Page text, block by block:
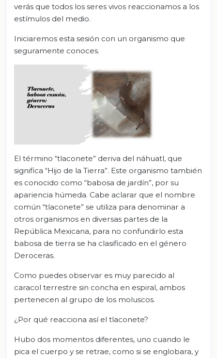
verás que todos los seres vivos reaccionamos a los
estímulos del medio.
Iniciaremos esta sesión con un organismo que
seguramente conoces.
El término “tlaconete” deriva del náhuatl, que
significa “Hijo de la Tierra”. Este organismo también
es conocido como “babosa de jardín”, por su
apariencia húmeda. Cabe aclarar que el nombre
común “tlaconete” se utiliza para denominar a
otros organismos en diversas partes de la
República Mexicana, para no confundirlo esta
babosa de tierra se ha clasificado en el género
Deroceras.
Como puedes observar es muy parecido al
caracol terrestre sin concha en espiral, ambos
pertenecen al grupo de los moluscos.
¿Por qué reacciona así el tlaconete?
Hubo dos momentos diferentes, uno cuando le
pica el cuerpo y se retrae, como si se englobara, y